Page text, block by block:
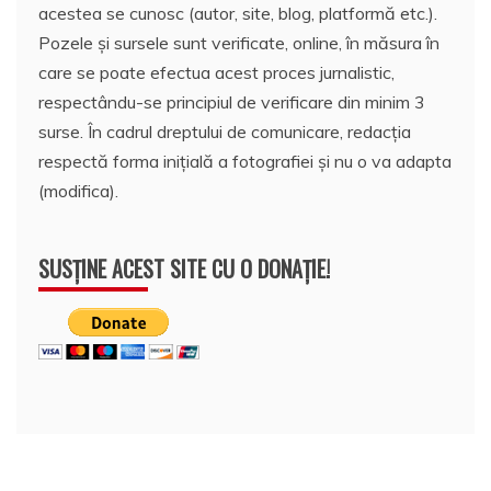
acestea se cunosc (autor, site, blog, platformă etc.).
Pozele și sursele sunt verificate, online, în măsura în
care se poate efectua acest proces jurnalistic,
respectându-se principiul de verificare din minim 3
surse. În cadrul dreptului de comunicare, redacția
respectă forma inițială a fotografiei și nu o va adapta
(modifica).
SUSȚINE ACEST SITE CU O DONAȚIE!